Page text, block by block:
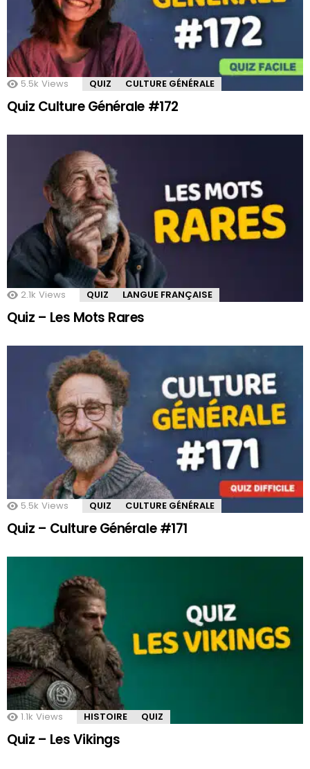
5.5k Views QUIZ CULTURE GÉNÉRALE
Quiz Culture Générale #172
2.1k Views QUIZ LANGUE FRANÇAISE
Quiz – Les Mots Rares
5.5k Views QUIZ CULTURE GÉNÉRALE
Quiz – Culture Générale #171
1.1k Views HISTOIRE QUIZ
Quiz – Les Vikings